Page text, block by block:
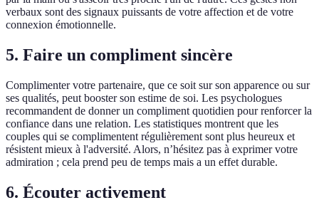
verbaux sont des signaux puissants de votre affection et de votre
connexion émotionnelle.
5. Faire un compliment sincère
Complimenter votre partenaire, que ce soit sur son apparence ou sur
ses qualités, peut booster son estime de soi. Les psychologues
recommandent de donner un compliment quotidien pour renforcer la
confiance dans une relation. Les statistiques montrent que les
couples qui se complimentent régulièrement sont plus heureux et
résistent mieux à l'adversité. Alors, n’hésitez pas à exprimer votre
admiration ; cela prend peu de temps mais a un effet durable.
6. Écouter activement